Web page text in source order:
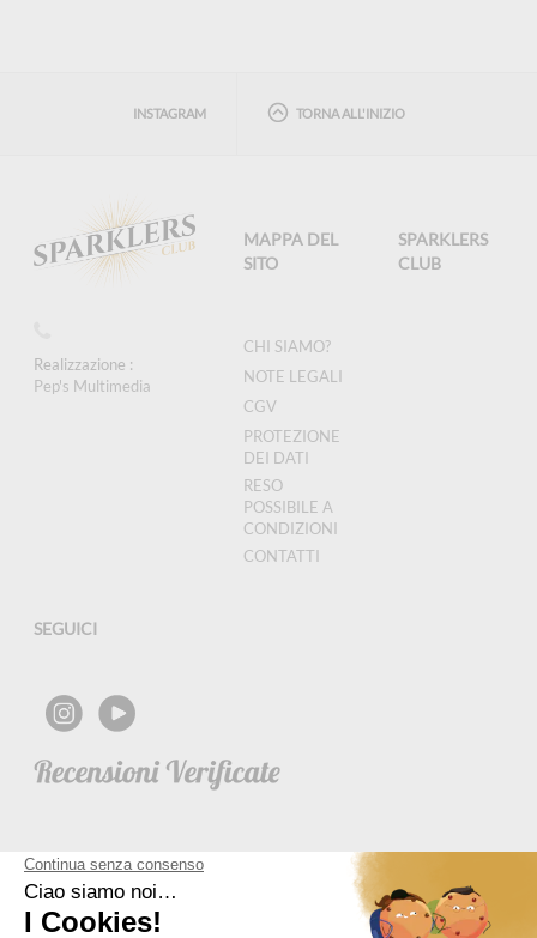
INSTAGRAM TORNA ALL'INIZIO
Realizzazione :
Pep's Multimedia
MAPPA DEL
SITO
CHI SIAMO?
NOTE LEGALI
CGV
PROTEZIONE
DEI DATI
RESO
POSSIBILE A
CONDIZIONI
CONTATTI
SPARKLERS
CLUB
SEGUICI
NEWSLETTER